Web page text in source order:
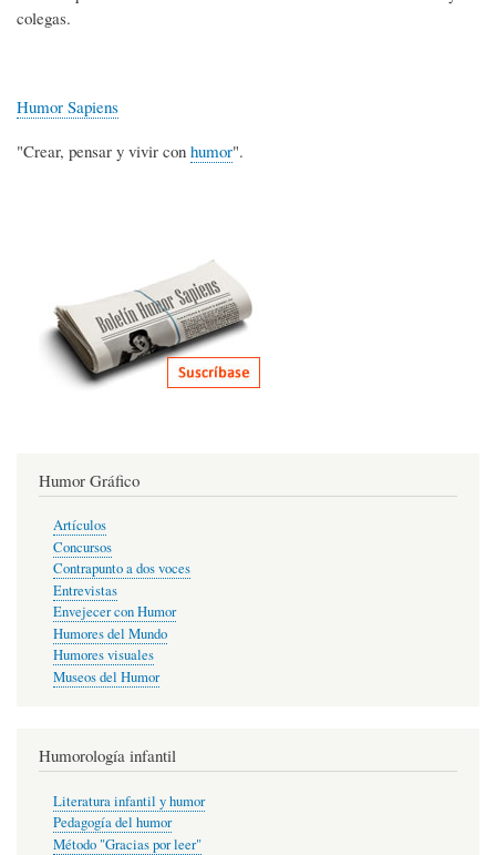
colegas.
Humor Sapiens
"Crear, pensar y vivir con humor".
Humor Gráfico
Artículos
Concursos
Contrapunto a dos voces
Entrevistas
Envejecer con Humor
Humores del Mundo
Humores visuales
Museos del Humor
Humorología infantil
Literatura infantil y humor
Pedagogía del humor
Método "Gracias por leer"